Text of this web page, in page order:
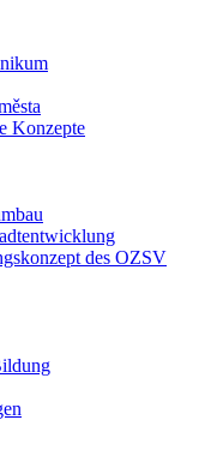
Konzepte
des OZSV